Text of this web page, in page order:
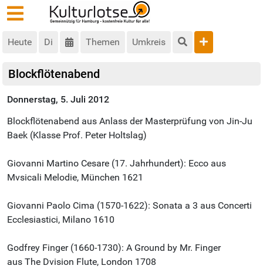
Heute Di Themen Umkreis
Blockflötenabend
Donnerstag, 5. Juli 2012
Blockflötenabend aus Anlass der Masterprüfung von Jin-Ju
Baek (Klasse Prof. Peter Holtslag)
Giovanni Martino Cesare (17. Jahrhundert): Ecco aus
Mvsicali Melodie, München 1621
Giovanni Paolo Cima (1570-1622): Sonata a 3 aus Concerti
Ecclesiastici, Milano 1610
Godfrey Finger (1660-1730): A Ground by Mr. Finger
aus The Dvision Flute, London 1708